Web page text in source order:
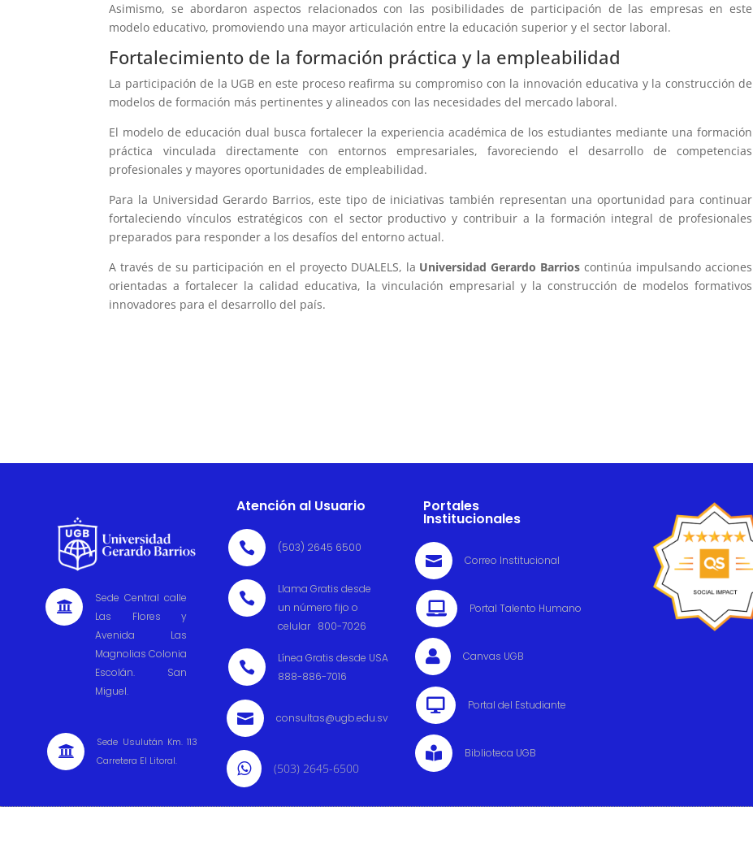
Asimismo, se abordaron aspectos relacionados con las posibilidades de participación de las empresas en este
modelo educativo, promoviendo una mayor articulación entre la educación superior y el sector laboral.
Fortalecimiento de la formación práctica y la empleabilidad
La participación de la UGB en este proceso reafirma su compromiso con la innovación educativa y la construcción de
modelos de formación más pertinentes y alineados con las necesidades del mercado laboral.
El modelo de educación dual busca fortalecer la experiencia académica de los estudiantes mediante una formación
práctica vinculada directamente con entornos empresariales, favoreciendo el desarrollo de competencias
profesionales y mayores oportunidades de empleabilidad.
Para la Universidad Gerardo Barrios, este tipo de iniciativas también representan una oportunidad para continuar
fortaleciendo vínculos estratégicos con el sector productivo y contribuir a la formación integral de profesionales
preparados para responder a los desafíos del entorno actual.
A través de su participación en el proyecto DUALELS, la Universidad Gerardo Barrios continúa impulsando acciones
orientadas a fortalecer la calidad educativa, la vinculación empresarial y la construcción de modelos formativos
innovadores para el desarrollo del país.

Sede Central calle
Las Flores y
Avenida Las
Magnolias Colonia
Escolán. San
Miguel.

Sede Usulután Km. 113
Carretera El Litoral.
Atención al Usuario
 (503) 2645 6500

Llama Gratis desde
un número fijo o
celular 800-7026

Línea Gratis desde USA
888-886-7016
 consultas@ugb.edu.sv
 (503) 2645-6500
Portales
Institucionales
 Correo Institucional
 Portal Talento Humano
 Canvas UGB
 Portal del Estudiante
 Biblioteca UGB